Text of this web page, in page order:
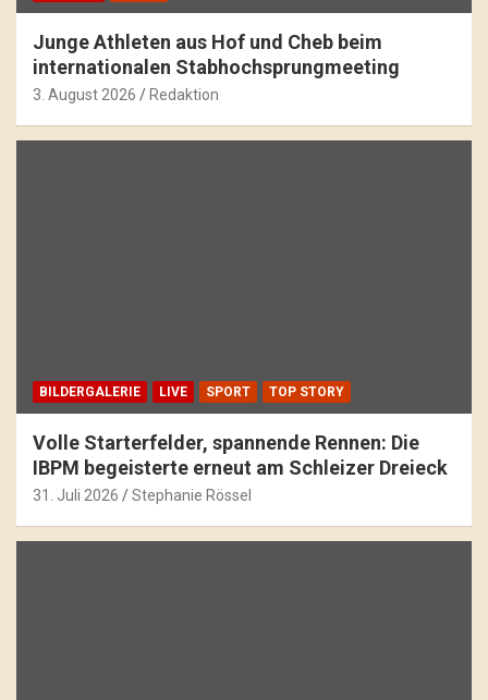
Junge Athleten aus Hof und Cheb beim
internationalen Stabhochsprungmeeting
3. August 2026 Redaktion
BILDERGALERIE LIVE SPORT TOP STORY
Volle Starterfelder, spannende Rennen: Die
IBPM begeisterte erneut am Schleizer Dreieck
31. Juli 2026 Stephanie Rössel